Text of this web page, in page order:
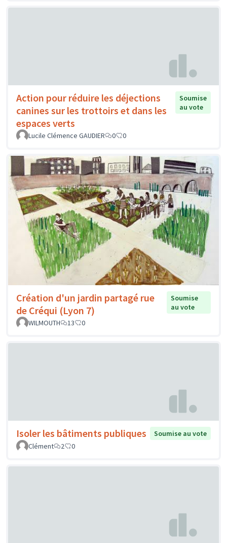
Action pour réduire les déjections
canines sur les trottoirs et dans les
espaces verts
Soumise
au vote
Lucile Clémence GAUDIER 0 0
Création d'un jardin partagé rue
de Créqui (Lyon 7)
Soumise
au vote
WILMOUTH
13 0
Isoler les bâtiments publiques
Soumise au vote
Clément
2 0